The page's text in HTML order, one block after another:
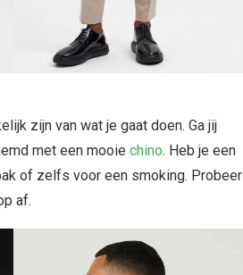
zijn van wat je gaat doen. Ga jij
met een mooie chino. Heb je een
of zelfs voor een smoking. Probeer
af.